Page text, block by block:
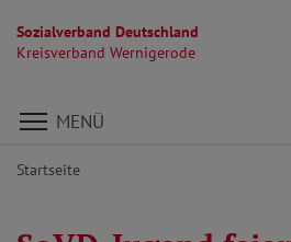
Sozialverband Deutschland
Kreisverband Wernigerode
Direkt zu den Inhalten springen
MENÜ
Startseite